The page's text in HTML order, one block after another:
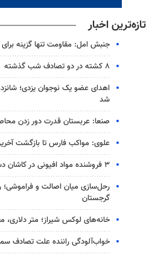
تازه‌ترین اخبار
جنبش امل: مقاومت تنها گزینه
۸ کشته در دو تصادف شب گذشته
اهدای عضو یک نوجوان یزدی؛
شد
صنعا: عربستان قدرت دور زدن
علوی: مواکب فارس تا بازگشت
۳ فروشنده مواد افیونی در کاشان دستگیر شدند
رحل‌سازی میان اصالت و
گرجستان
خانه‌های لوکس شیراز؛ متر دلاری،
خواب‌آلودگی راننده علت تصادف سمند در